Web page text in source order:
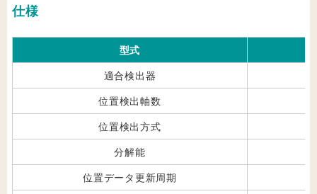
仕様
型式
適合検出器
位置検出軸数
位置検出方式
分解能
位置データ更新周期